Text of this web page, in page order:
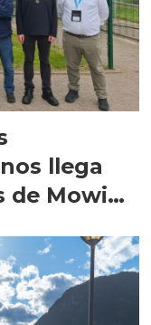
llega
de Mowi